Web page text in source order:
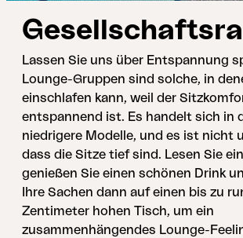
Lassen Sie uns über Entspannung
Lounge-Gruppen sind solche, in
einschlafen kann, weil der
entspannend ist. Es handelt sich in
niedrigere Modelle, und es ist nicht
dass die Sitze tief sind. Lesen Sie
genießen Sie einen schönen Drink
Ihre Sachen dann auf einen bis zu
Zentimeter hohen Tisch, um ein
zusammenhängendes Lounge-